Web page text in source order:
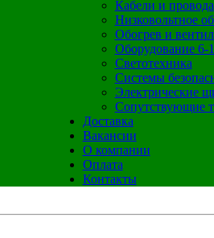
Кабели и провода
Низковольтное
Обогрев и
Оборудование 6-
Светотехника
Системы
Электрические
Сопутствующие
Доставка
Вакансии
О компании
Оплата
Контакты